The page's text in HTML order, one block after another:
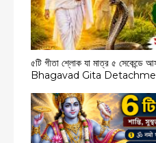
৫টি গীতা শ্লোক যা মাত্র ৫ সেকেন্ডে
Bhagavad Gita